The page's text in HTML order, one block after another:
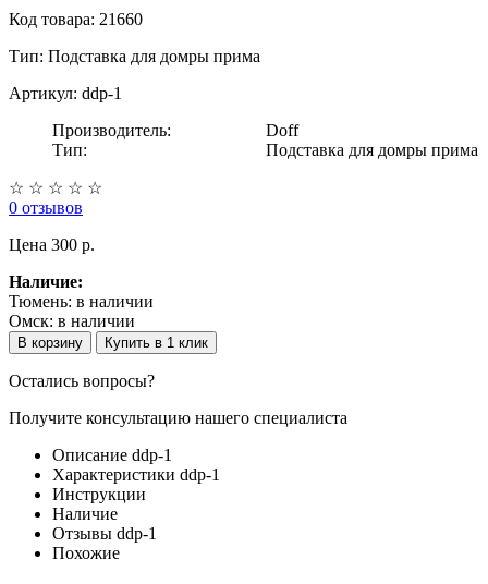
Код товара: 21660
Тип: Подставка для домры прима
Артикул: ddp-1
Производитель:
Doff
Тип:
Подставка для домры прима
☆ ☆ ☆ ☆ ☆
0 отзывов
Цена 300 p.
Наличие:
Тюмень: в наличии
Омск: в наличии
В корзину Купить в 1 клик
Остались вопросы?
Получите консультацию нашего специалиста
Описание ddp-1
Характеристики ddp-1
Инструкции
Наличие
Отзывы ddp-1
Похожие